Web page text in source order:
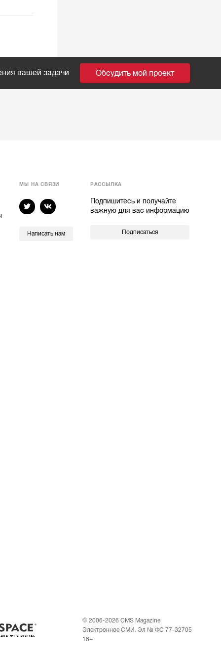
вашей задачи Обсудить мой проект
МЫ НА СВЯЗИ
Написать нам
РАССЫЛКА
Подпишитесь и получайте
важную для вас информацию
Подписаться
© 2006-2026 CMS Magazine
Электронное СМИ. Эл № ФС 77-32705
18+